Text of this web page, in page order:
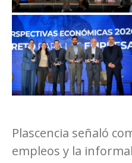
Plascencia señaló
empleos y la